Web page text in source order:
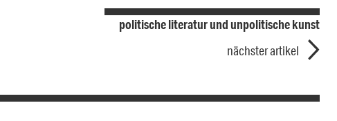
politische literatur und unpolitische kunst
nächster artikel